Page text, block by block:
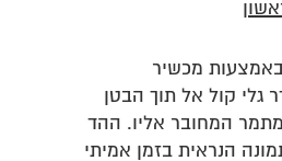
מכשיר
גלי קול אל תוך הבטן
המחובר אליו. ההד
הנראית בזמן אמיתי